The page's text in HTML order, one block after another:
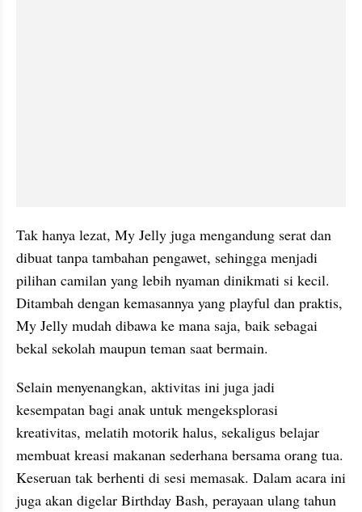
Tak hanya lezat, My Jelly juga mengandung serat dan
dibuat tanpa tambahan pengawet, sehingga menjadi
pilihan camilan yang lebih nyaman dinikmati si kecil.
Ditambah dengan kemasannya yang playful dan praktis,
My Jelly mudah dibawa ke mana saja, baik sebagai
bekal sekolah maupun teman saat bermain.
Selain menyenangkan, aktivitas ini juga jadi
kesempatan bagi anak untuk mengeksplorasi
kreativitas, melatih motorik halus, sekaligus belajar
membuat kreasi makanan sederhana bersama orang tua.
Keseruan tak berhenti di sesi memasak. Dalam acara ini
juga akan digelar Birthday Bash, perayaan ulang tahun